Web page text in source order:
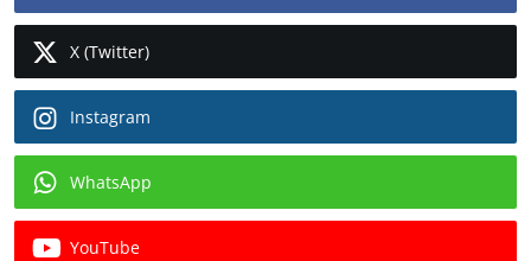
X (Twitter)
Instagram
WhatsApp
YouTube